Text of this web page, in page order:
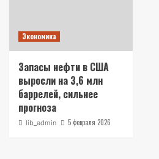
Экономика
Запасы нефти в США
выросли на 3,6 млн
баррелей, сильнее
прогноза
lib_admin 5 февраля 2026